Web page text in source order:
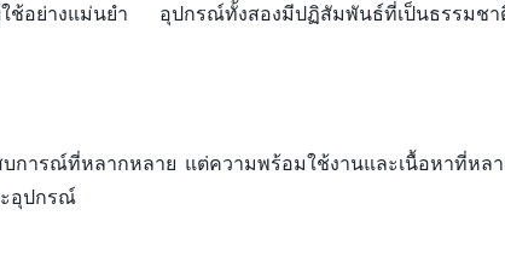
ช้อย่างแม่นยำ อุปกรณ์ทั้งสองมีปฏิสัมพันธ์ที่เป็นธรรมชา
การณ์ที่หลากหลาย แต่ความพร้อมใช้งานและเนื้อหาที่ห
ะอุปกรณ์